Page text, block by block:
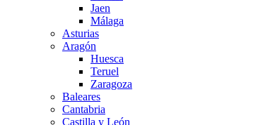
Jaen
Málaga
Asturias
Aragón
Huesca
Teruel
Zaragoza
Baleares
Cantabria
Castilla y León